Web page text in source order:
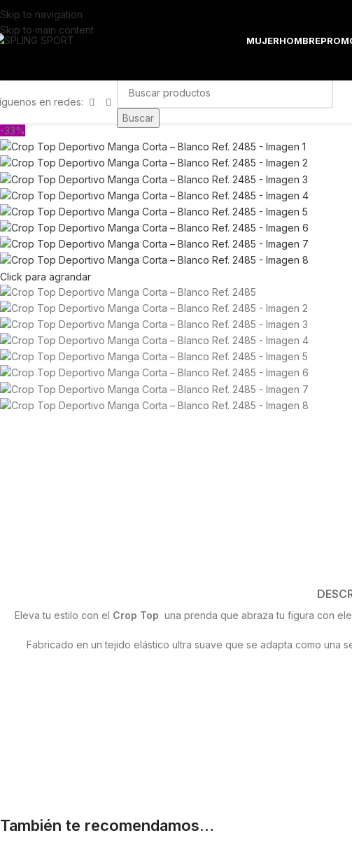
Skip to navigation
Skip to main content
MUJERHOMBRE
en redes:
Buscar
-33%
Click para agrandar
Eleva tu estilo con el Crop Top una prenda que abraza tu figura con
Fabricado en un tejido elástico ultra suave que se adapta como
También te recomendamos…